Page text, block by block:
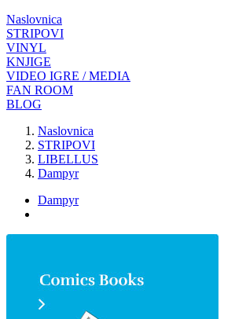
Naslovnica
STRIPOVI
VINYL
KNJIGE
VIDEO IGRE / MEDIA
FAN ROOM
BLOG
Naslovnica
STRIPOVI
LIBELLUS
Dampyr
Dampyr